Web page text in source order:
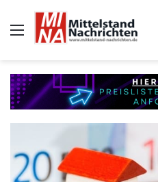
Auswahl